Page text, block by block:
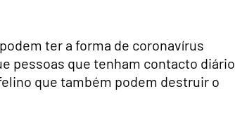
ter a forma de coronavírus
pessoas que tenham contacto diário
que também podem destruir o